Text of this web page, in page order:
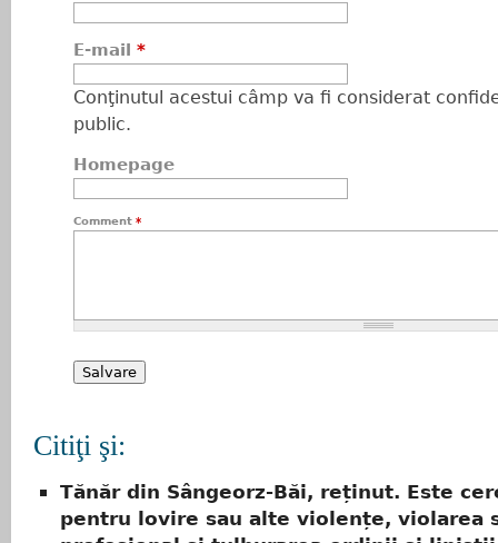
E-mail *
Conţinutul acestui câmp va fi considerat
public.
Homepage
Comment *
Citiţi şi:
Tănăr din Sângeorz-Băi, reținut. Este
pentru lovire sau alte violențe, violarea